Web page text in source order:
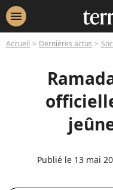
menu
Accueil Dernières actus
Publié le 13 mai